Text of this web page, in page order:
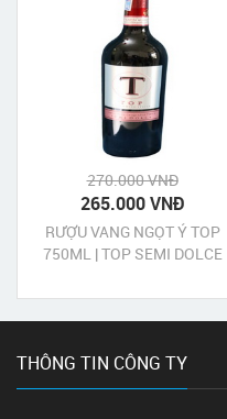
270.000 VNĐ
265.000 VNĐ
RƯỢU VANG NGỌT Ý TOP
750ML | TOP SEMI DOLCE
THÔNG TIN CÔNG TY